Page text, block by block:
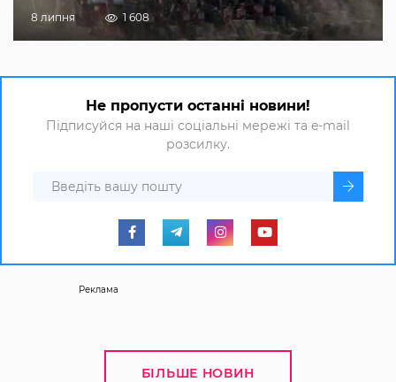
8 липня 1 608
Не пропусти останні новини!
Підписуйся на наші соціальні мережі та e-mail
розсилку.
Реклама
БІЛЬШЕ НОВИН